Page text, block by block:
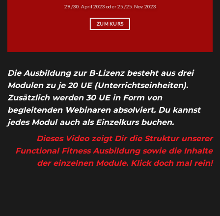
29./30. April 2023 oder 25./25. Nov. 2023
ZUM KURS
Die Ausbildung zur B-Lizenz besteht aus drei
Modulen zu je 20 UE (Unterrichtseinheiten).
Zusätzlich werden 30 UE in Form von
begleitenden Webinaren absolviert. Du kannst
jedes Modul auch als Einzelkurs buchen.
Dieses Video zeigt Dir die Struktur unserer
Functional Fitness Ausbildung sowie die Inhalte
der einzelnen Module. Klick doch mal rein!